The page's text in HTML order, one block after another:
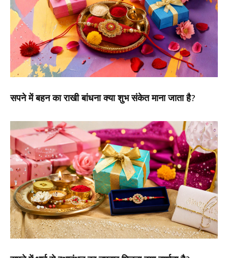
सपने में बहन का राखी बांधना क्या शुभ संकेत माना जाता है?